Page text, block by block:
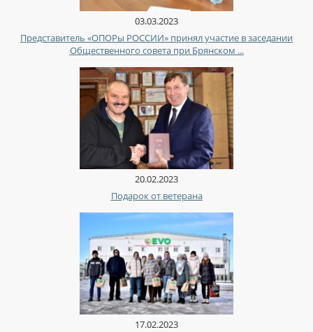
03.03.2023
Представитель «ОПОРы РОССИИ» принял участие в заседании
Общественного совета при Брянском ...
20.02.2023
Подарок от ветерана
17.02.2023